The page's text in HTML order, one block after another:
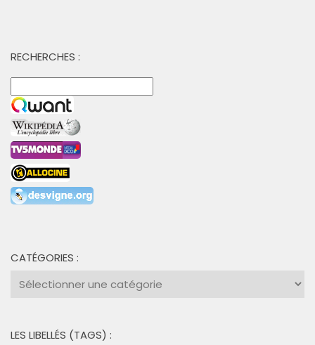
RECHERCHES :
CATÉGORIES :
Catégories
LES LIBELLÉS (TAGS) :